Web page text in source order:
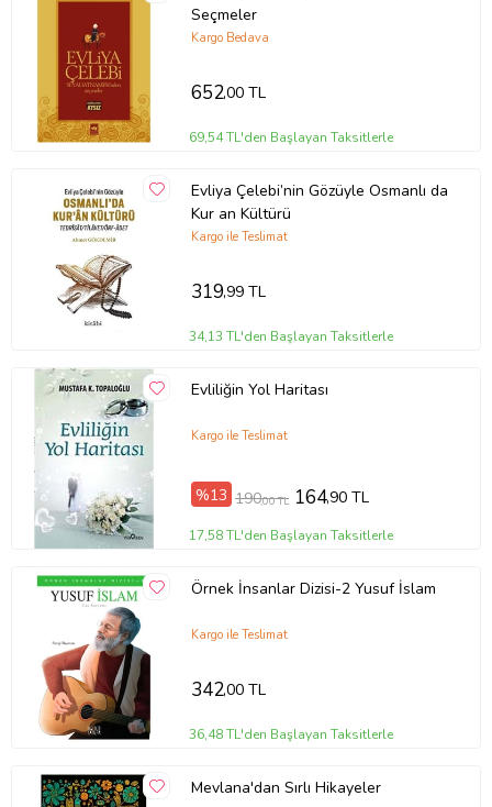
sıra dinlediği ve şahit olduğu olayları etkileyici bir üslupla kaleme
almıştır. Elinizdeki bu eser, bugün üzerinde 45 devlet kurulmuş
büyük bir coğrafyaya ait bilgiler veren 10 ciltlik devasa
Seyahatnâme’den, içindeki her konuya ait örnekler seçilerek
hazırlanmıştır.
Tanıtım Metni
Baskı Boyutu
13,50 x 21,00 cm
Baskı Sayısı
5. Baskı
Baskı Tarihi Temmuz 2026
Çevirmen
Seyit Ali Kahraman
Cilt Tipi
Ciltsiz
Kağıt Cinsi
2. Hamur
Sayfa Sayısı 240
Türkçe
Seyit Ali Kahraman
Ürün Kodu:kcm26317333
Seçmeler
Kargo Bedava
652,00 TL
69,54 TL'den Başlayan Taksitlerle
Evliya Çelebi’nin Gözüyle Osmanlı da
Kur an Kültürü
Kargo ile Teslimat
319,99 TL
34,13 TL'den Başlayan Taksitlerle
Evliliğin Yol Haritası
Kargo ile Teslimat
%13 190,00 TL 164,90 TL
17,58 TL'den Başlayan Taksitlerle
Örnek İnsanlar Dizisi-2 Yusuf İslam
Kargo ile Teslimat
342,00 TL
36,48 TL'den Başlayan Taksitlerle
Mevlana'dan Sırlı Hikayeler